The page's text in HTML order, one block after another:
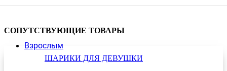
Взрослым
ШАРИКИ ДЛЯ ДЕВУШКИ
СОПУТСТВУЮЩИЕ ТОВАРЫ